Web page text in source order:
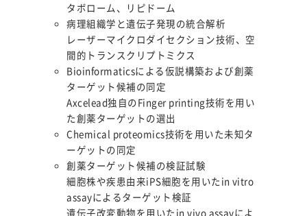
タボローム、リピドーム
病理組織学と遺伝子発現の統合解析
レーザーマイクロダイセクション技術、空
間的トランスクリプトミクス
Bioinformaticsによる仮説構築および創薬
ターゲット候補の同定
Axcelead独自のFinger printing技術を用い
た創薬ターゲットの選出
Chemical proteomics技術を用いた未知タ
ーゲットの同定
創薬ターゲット候補の検証試験
細胞株や疾患由来iPS細胞を用いたin vitro
assayによるターゲット検証
遺伝子改変動物を用いたin vivo assayによ